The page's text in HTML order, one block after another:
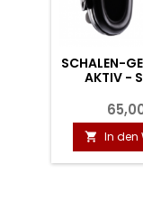
SCHALEN-
AKTIV -
 In den